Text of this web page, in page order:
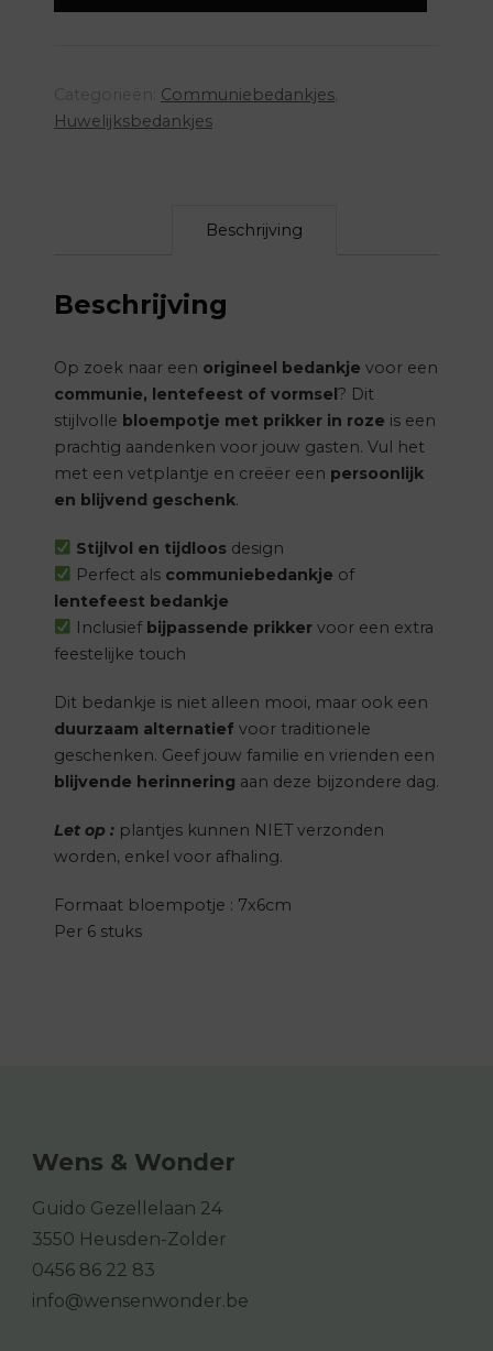
Communiebedankjes
Huwelijksbedankjes
Beschrijving
Beschrijving
Op zoek naar een origineel bedankje voor een
communie, lentefeest of vormsel? Dit
stijlvolle bloempotje met prikker in roze is een
prachtig aandenken voor jouw gasten. Vul het
met een vetplantje en creëer een persoonlijk
en blijvend geschenk.
Stijlvol en tijdloos design
Perfect als communiebedankje of
lentefeest bedankje
Inclusief bijpassende prikker voor een extra
feestelijke touch
Dit bedankje is niet alleen mooi, maar ook een
duurzaam alternatief voor traditionele
geschenken. Geef jouw familie en vrienden een
blijvende herinnering aan deze bijzondere dag.
Let op : plantjes kunnen NIET verzonden
worden, enkel voor afhaling.
Formaat bloempotje : 7x6cm
Per 6 stuks
Wens & Wonder
Guido Gezellelaan 24
3550 Heusden-Zolder
0456 86 22 83
info@wensenwonder.be